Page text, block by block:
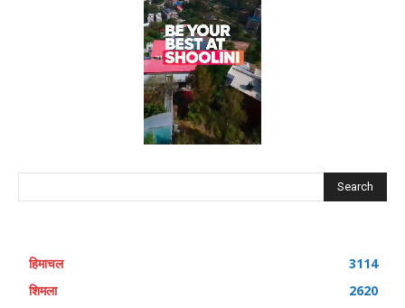
Search
हिमाचल
3114
शिमला
2620